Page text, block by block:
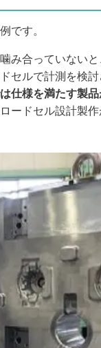
です。
み合っていない
セルで計測を検討
仕様を満たす製
ードセル設計製